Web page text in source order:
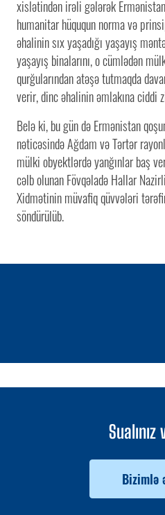
xislətindən irəli gələrək
humanitar hüququn norma və
əhalinin sıx yaşadığı yaşayış
yaşayış binalarını, o cümlədən
qurğularından atəşə tutmaqda
verir, dinc əhalinin əmlakına ciddi
Belə ki, bu gün də Ermənistan
nəticəsində Ağdam və Tərtər
mülki obyektlərdə yanğınlar baş
cəlb olunan Fövqəladə Hallar
Xidmətinin müvafiq qüvvələri
söndürülüb.
Sualınız
Bizimlə